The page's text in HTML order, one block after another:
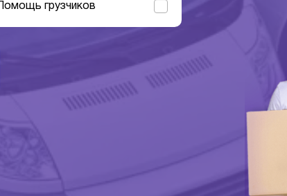
Помощь грузчиков